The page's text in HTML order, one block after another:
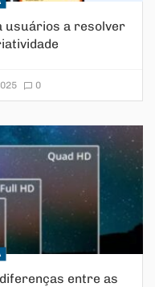
usuários a resolver
0
diferenças entre as